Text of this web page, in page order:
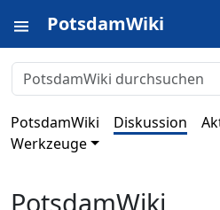
PotsdamWiki
PotsdamWiki Diskussion
Werkzeuge
PotsdamWiki